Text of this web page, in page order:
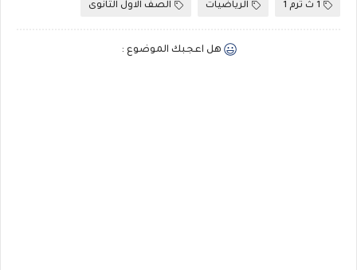
1 ث ترم 1 الرياضيات الصف الاول الثانوى
هل اعجبك الموضوع :